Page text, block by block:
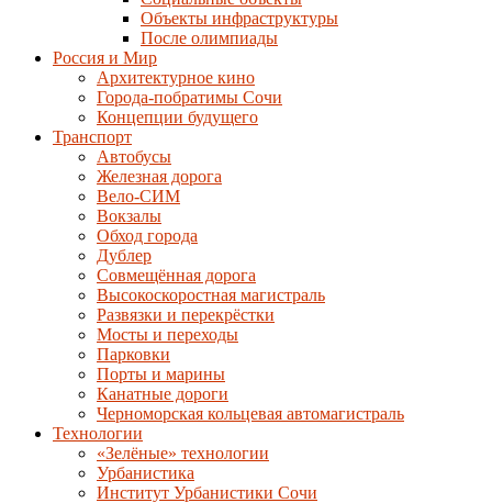
Объекты инфраструктуры
После олимпиады
Россия и Мир
Архитектурное кино
Города-побратимы Сочи
Концепции будущего
Транспорт
Автобусы
Железная дорога
Вело-СИМ
Вокзалы
Обход города
Дублер
Совмещённая дорога
Высокоскоростная магистраль
Развязки и перекрёстки
Мосты и переходы
Парковки
Порты и марины
Канатные дороги
Черноморская кольцевая автомагистраль
Технологии
«Зелёные» технологии
Урбанистика
Институт Урбанистики Сочи